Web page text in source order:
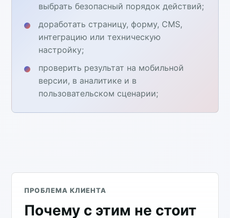
выбрать безопасный порядок действий;
доработать страницу, форму, CMS,
интеграцию или техническую
настройку;
проверить результат на мобильной
версии, в аналитике и в
пользовательском сценарии;
ПРОБЛЕМА КЛИЕНТА
Почему с этим не стоит